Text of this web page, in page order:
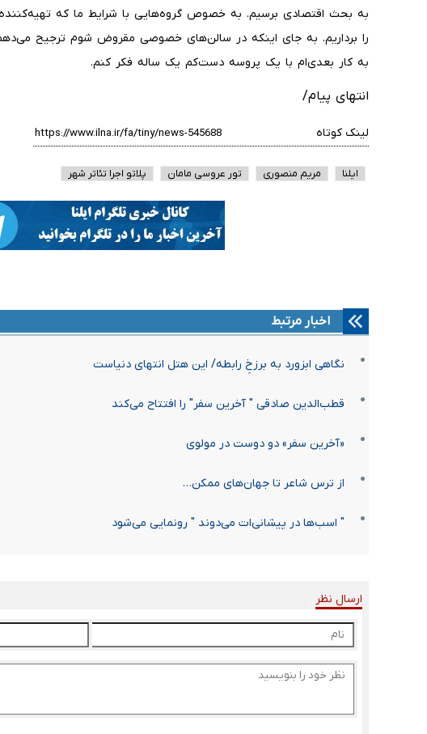
به بحث اقتصادی برسیم. به خصوص گروه‌هایی با شرایط ما که
را برداریم. به جای اینکه در سالن‌های خصوصی مقروض شوم ترجیح
به کار بعدی‌ام با یک پروسه دست‌کم یک ساله فکر کنم.
انتهای پیام/
لینک کوتاه
ایلنا مریم منصوری تور عروسی مامان پلاتو اجرا تئاتر شهر
اخبار مرتبط
نگاهی ابزورد به برزخِ رابطه/ این هتل انتهای دنیاست
قطب‌الدین صادقی " آخرین سفر" را افتتاح می‌کند
«آخرین سفر» دو دوست در مولوی
از ترس شاعر تا جهان‌های ممکن…
" اسب‌ها در پیشانی‌ات می‌دوند " رونمایی می‌شود
ارسال نظر